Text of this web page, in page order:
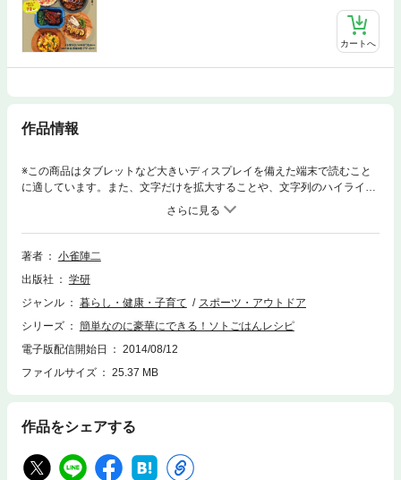
カートへ
作品情報
※この商品はタブレットなど大きいディスプレイを備えた端末で読むこと
に適しています。また、文字だけを拡大することや、文字列のハイライ
ト、検索、辞書の参照、引用などの機能が使用できません。道具の使い方
や火のおこし方、道具無しでも手軽にできるレシピなど、アウトドア料理
の入門的な内容から、定番料理に違いが出るアウトドア達人やキャンパー
の実践テクニックまで幅広く紹介。アウトドア料理家の小雀陣二さん監
著者
小雀陣二
出版社
学研
ジャンル
暮らし・健康・子育て
スポーツ・アウトドア
シリーズ
簡単なのに豪華にできる！ソトごはんレシピ
電子版配信開始日
2014/08/12
ファイルサイズ
25.37 MB
作品をシェアする